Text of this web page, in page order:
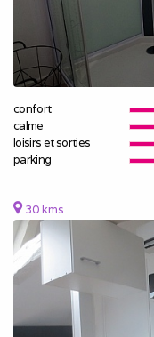
confort
calme
loisirs et sorties
parking
30 kms